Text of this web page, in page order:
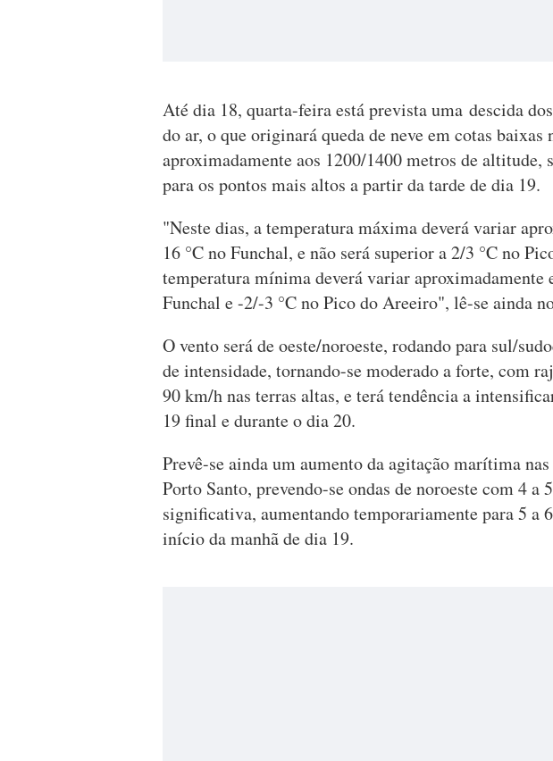
Até dia 18, quarta-feira está prevista uma descida
do ar, o que originará queda de neve em cotas baixas
aproximadamente aos 1200/1400 metros de altitude,
para os pontos mais altos a partir da tarde de dia 19.
"Neste dias, a temperatura máxima deverá variar
16 °C no Funchal, e não será superior a 2/3 °C no
temperatura mínima deverá variar aproximadamente
Funchal e -2/-3 °C no Pico do Areeiro", lê-se ainda
O vento será de oeste/noroeste, rodando para sul/
de intensidade, tornando-se moderado a forte, com
90 km/h nas terras altas, e terá tendência a
19 final e durante o dia 20.
Prevê-se ainda um aumento da agitação marítima
Porto Santo, prevendo-se ondas de noroeste com 4 a
significativa, aumentando temporariamente para 5 a
início da manhã de dia 19.